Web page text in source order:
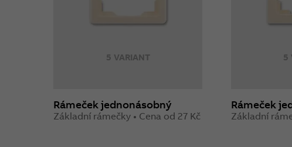
5 VARIANT
Rámeček jednonásobný
Základní rámečky • Cena od 27 Kč
5
Rámeček
Základní